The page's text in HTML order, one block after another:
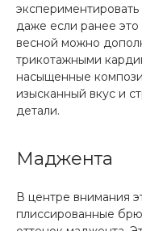
даже если ранее
весной можно
трикотажными
насыщенные
изысканный вкус и
детали.
Маджента
В центре внимания
плиссированные